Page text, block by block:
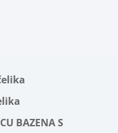
BAZENA S